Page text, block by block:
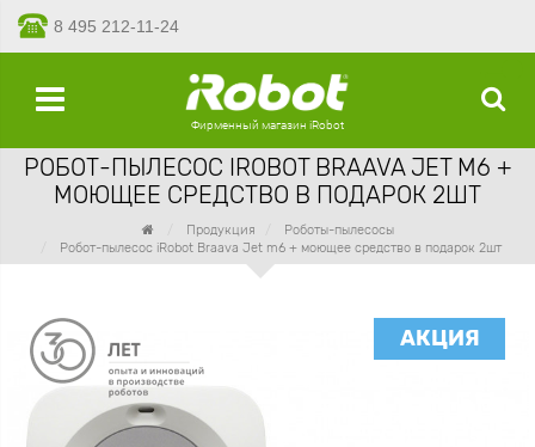
8 495 212-11-24
Фирменный магазин iRobot
РОБОТ-ПЫЛЕСОС IROBOT BRAAVA JET M6 +
МОЮЩЕЕ СРЕДСТВО В ПОДАРОК 2ШТ
Продукция
Роботы-пылесосы
Робот-пылесос iRobot Braava Jet m6 + моющее средство в подарок 2шт
АКЦИЯ